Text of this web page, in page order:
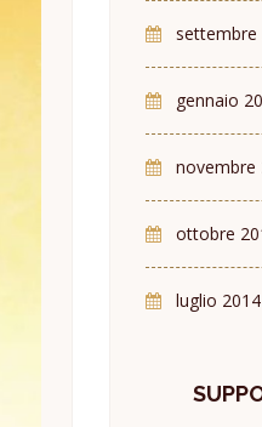
settembre
gennaio
novembre
ottobre
luglio 2014